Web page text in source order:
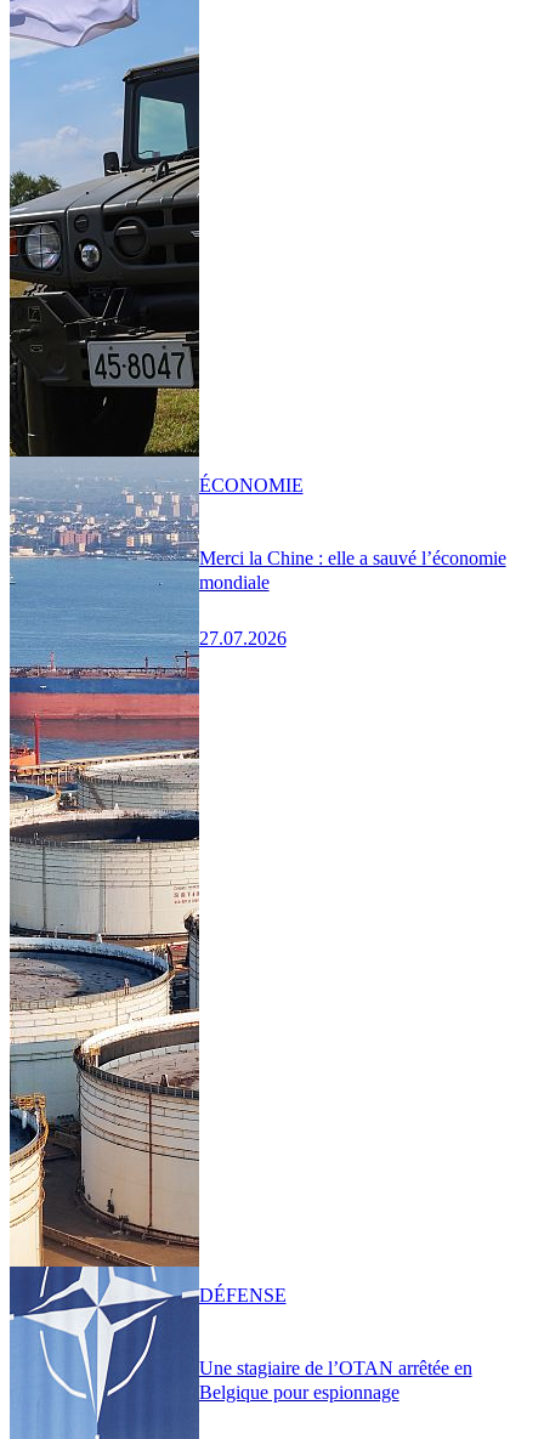
Merci la Chine : elle a sauvé l’économie
mondiale
27.07.2026
ÉCONOMIE
Une stagiaire de l’OTAN arrêtée en
Belgique pour espionnage
DÉFENSE